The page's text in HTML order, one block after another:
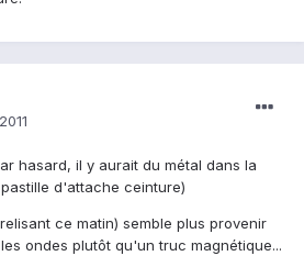
hasard, il y aurait du métal dans la
d'attache ceinture)
ce matin) semble plus provenir
ondes plutôt qu'un truc magnétique...